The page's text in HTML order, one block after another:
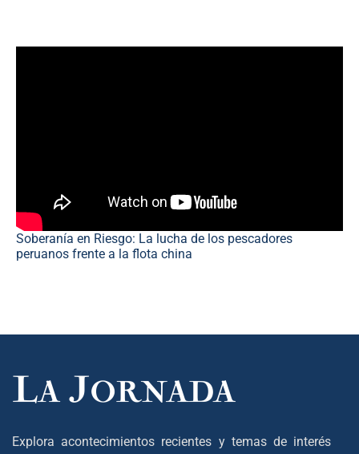
Soberanía en Riesgo: La lucha de los pescadores
peruanos frente a la flota china
Explora acontecimientos recientes y temas de interés